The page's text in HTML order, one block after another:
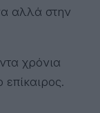
αλλά στην
χρόνια